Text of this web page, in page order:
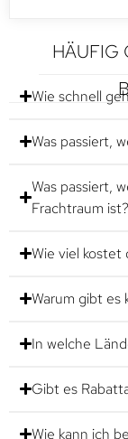
HÄUFIG
Wie schnell
Was passiert,
Was passiert,
Frachtraum ist?
Wie viel kostet
Warum gibt es
In welche
Gibt es
Wie kann ich